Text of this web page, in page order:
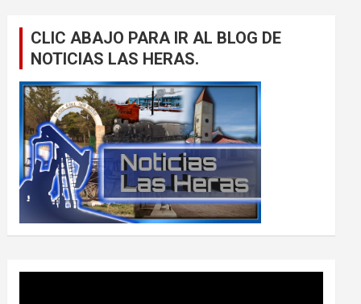
CLIC ABAJO PARA IR AL BLOG DE
NOTICIAS LAS HERAS.